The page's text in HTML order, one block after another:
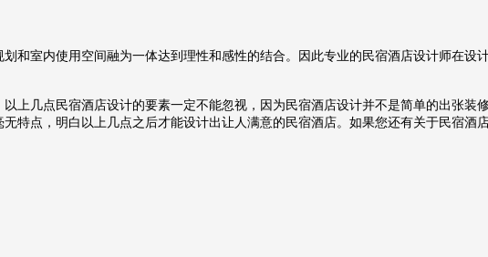
和室内使用空间融为一体达到理性和感性的结合。因此专业的民宿酒店设计师在设
上几点民宿酒店设计的要素一定不能忽视，因为民宿酒店设计并不是简单的出张装
特点，明白以上几点之后才能设计出让人满意的民宿酒店。如果您还有关于民宿酒